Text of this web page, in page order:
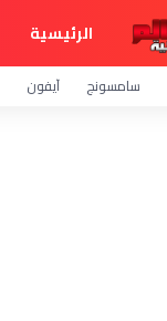
الرئيسية
سامسونج آيفون